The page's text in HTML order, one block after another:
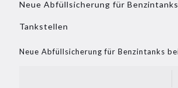
Neue Abfüllsicherung für
Tankstellen
Neue Abfüllsicherung für Benzintanks